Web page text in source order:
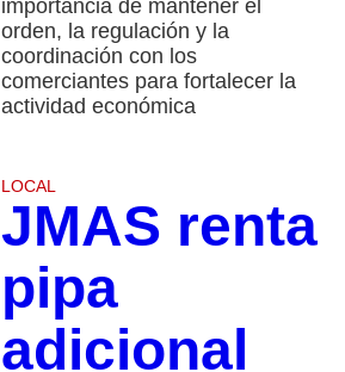
importancia de mantener el
orden, la regulación y la
coordinación con los
comerciantes para fortalecer la
actividad económica
LOCAL
JMAS renta
pipa
adicional